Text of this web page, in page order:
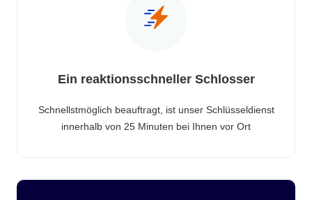
Ein reaktionsschneller Schlosser
Schnellstmöglich beauftragt, ist unser Schlüsseldienst
innerhalb von 25 Minuten bei Ihnen vor Ort